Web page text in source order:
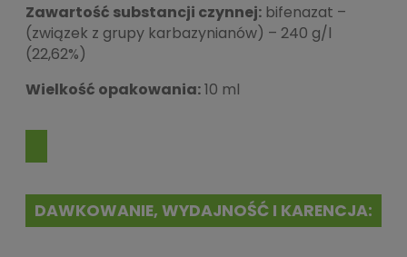
Zawartość substancji czynnej: bifenazat –
(związek z grupy karbazynianów) – 240 g/l
(22,62%)
Wielkość opakowania:10 ml
DAWKOWANIE, WYDAJNOŚĆ I KARENCJA: